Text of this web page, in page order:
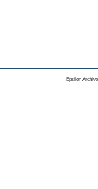
Epsilon